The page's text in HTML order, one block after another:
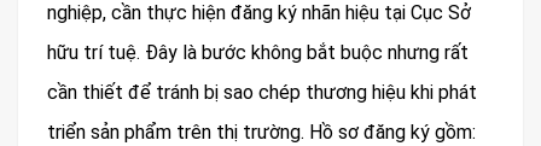
nghiệp, cần thực hiện đăng ký nhãn hiệu tại Cục Sở
hữu trí tuệ. Đây là bước không bắt buộc nhưng rất
cần thiết để tránh bị sao chép thương hiệu khi phát
triển sản phẩm trên thị trường. Hồ sơ đăng ký gồm: